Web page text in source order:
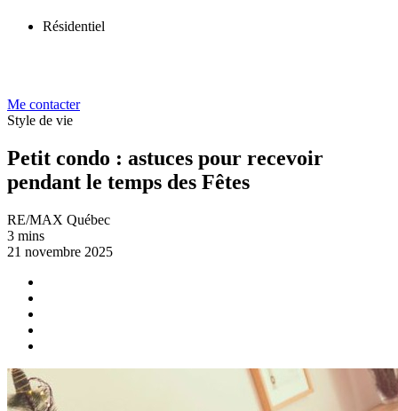
Résidentiel
Me contacter
Style de vie
Petit condo : astuces pour recevoir
pendant le temps des Fêtes
RE/MAX Québec
3 mins
21 novembre 2025